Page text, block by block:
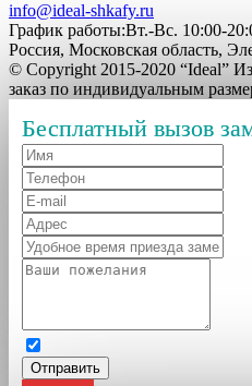
info@ideal-shkafy.ru
График работы:Вт.-Вс. 10:00-
Россия, Московская область,
© Copyright 2015-2020 “Ideal”
заказ по индивидуальным
Бесплатный вызов